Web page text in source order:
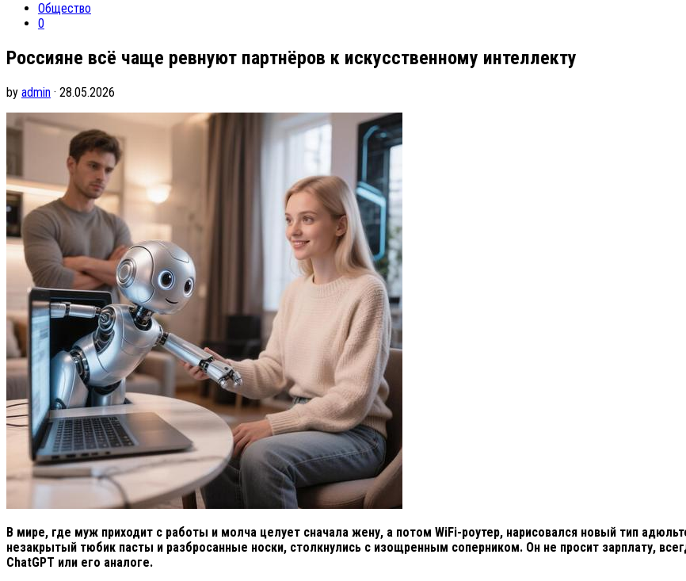
Общество
0
Россияне всё чаще ревнуют партнёров к искусственному интеллекту
by admin · 28.05.2026
В мире, где муж приходит с работы и молча целует сначала жену, а потом WiFi-роутер, нарисовался новый тип
незакрытый тюбик пасты и разбросанные носки, столкнулись с изощренным соперником. Он не просит зарплату,
ChatGPT или его аналоге.